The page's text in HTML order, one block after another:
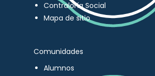
Contraloría Social
Mapa de sitio
Comunidades
Alumnos